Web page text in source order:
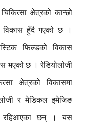
क्षेत्रको कान्छो
विकास हुँदै गएको छ ।
फिल्डको विकास
भएको छ । रेडियोलोजी
क्षेत्रको विकासमा
र मेडिकल इमेजिङ
रहिआएका छन् । यस